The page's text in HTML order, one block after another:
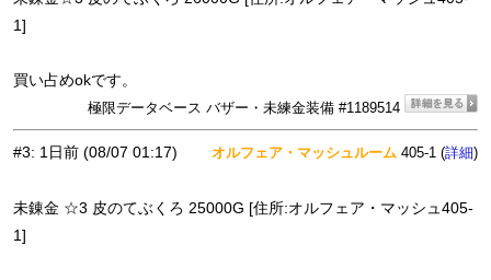
1]
買い占めokです。
極限データベース バザー・未練金装備 #1189514
#3: 1日前 (08/07 01:17) オルフェア・マッシュルーム 405-1 (詳細)
未錬金 ☆3 皮のてぶくろ 25000G [住所:オルフェア・マッシュ405-
1]